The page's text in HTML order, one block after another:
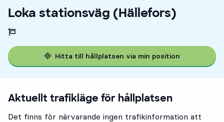
Loka stationsväg (Hällefors)
Hitta till hållplatsen via min position
Aktuellt trafikläge för hållplatsen
Det finns för närvarande ingen trafikinformation att